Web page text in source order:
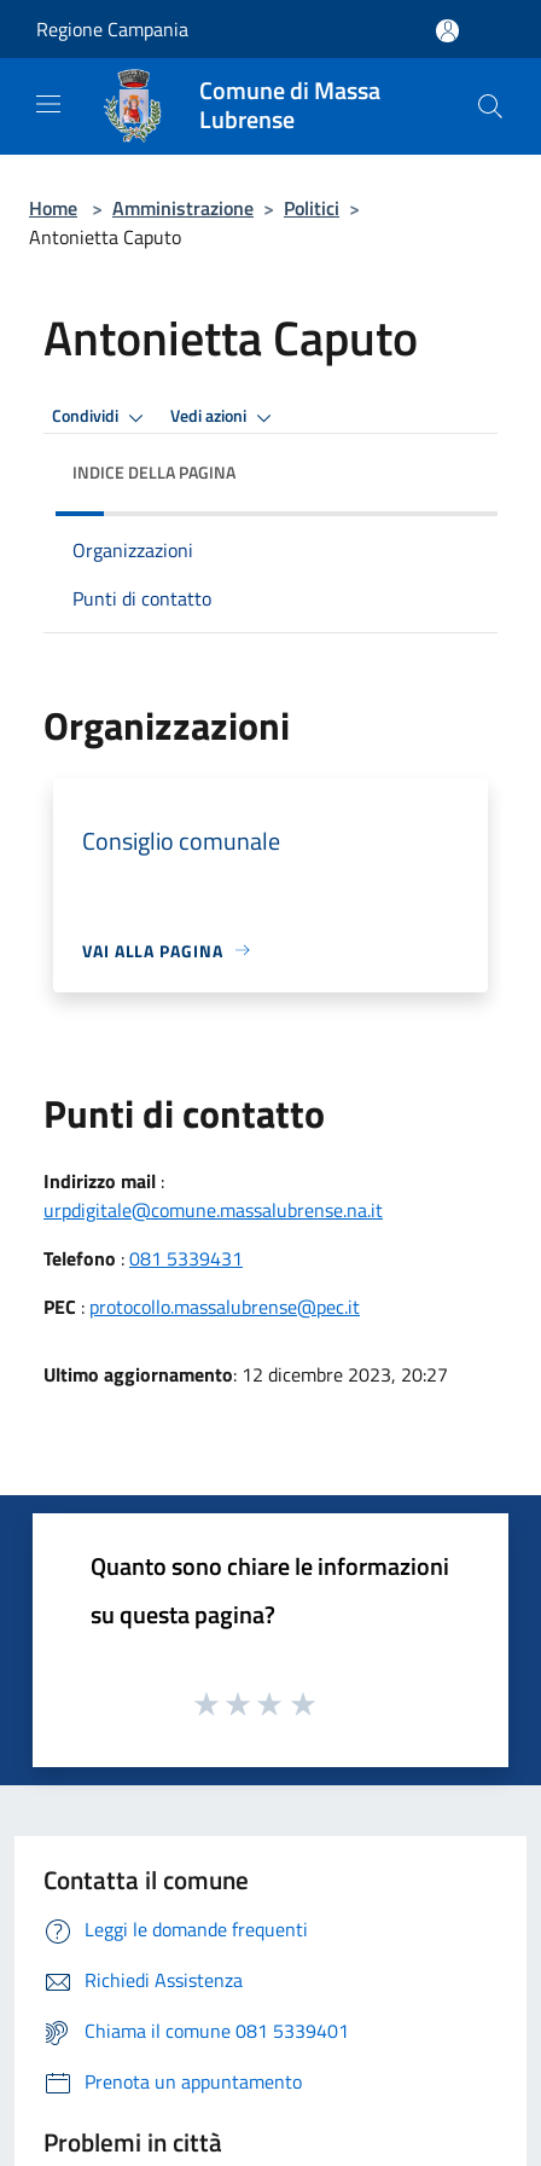
Regione Campania
Comune di Massa
Lubrense
Home > Amministrazione > Politici >
Antonietta Caputo
Antonietta Caputo
Condividi Vedi azioni
INDICE DELLA PAGINA
Organizzazioni
Punti di contatto
Organizzazioni
Consiglio comunale
VAI ALLA PAGINA
Punti di contatto
Indirizzo mail :
urpdigitale@comune.massalubrense.na.it
Telefono :081 5339431
PEC : protocollo.massalubrense@pec.it
Ultimo aggiornamento: 12 dicembre 2023, 20:27
Quanto sono chiare le informazioni
su questa pagina?
Contatta il comune
Leggi le domande frequenti
Richiedi Assistenza
Chiama il comune 081 5339401
Prenota un appuntamento
Problemi in città